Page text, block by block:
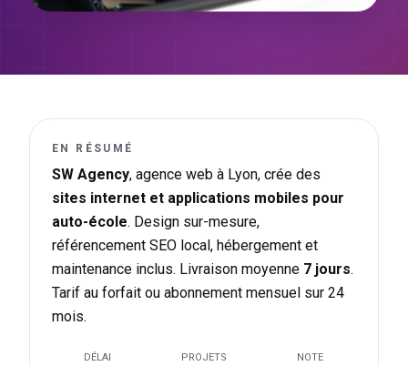
EN RÉSUMÉ
SW Agency, agence web à Lyon, crée des
sites internet et applications mobiles pour
auto-école. Design sur-mesure,
référencement SEO local, hébergement et
maintenance inclus. Livraison moyenne 7 jours.
Tarif au forfait ou abonnement mensuel sur 24
mois.
DÉLAI PROJETS NOTE